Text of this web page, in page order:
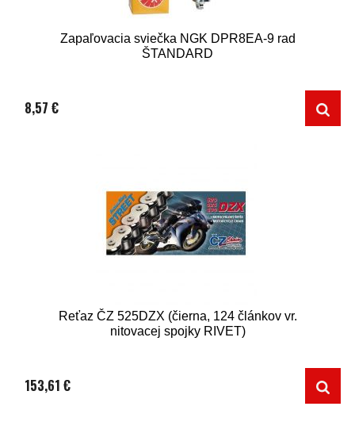
Zapaľovacia sviečka NGK DPR8EA-9 rad
ŠTANDARD
8,57 €
Reťaz ČZ 525DZX (čierna, 124 článkov vr.
nitovacej spojky RIVET)
153,61 €